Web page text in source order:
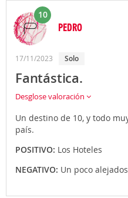
10
PEDRO
17/11/2023 Solo
Fantástica.
Desglose valoración
Un destino de 10, y todo
país.
POSITIVO: Los Hoteles
NEGATIVO: Un poco